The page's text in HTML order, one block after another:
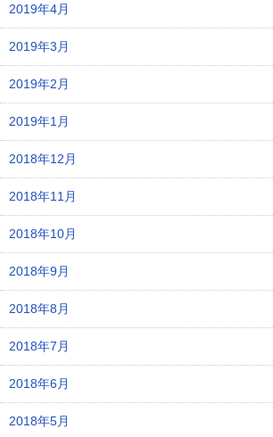
2019年4月
2019年3月
2019年2月
2019年1月
2018年12月
2018年11月
2018年10月
2018年9月
2018年8月
2018年7月
2018年6月
2018年5月